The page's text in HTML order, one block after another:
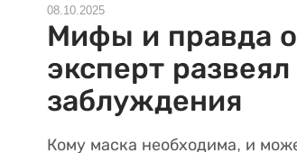
08.10.2025
Мифы и правда
эксперт
заблуждения
Кому маска необходима, и